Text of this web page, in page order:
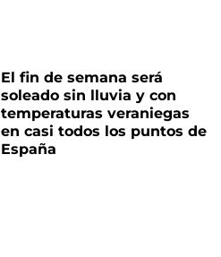
El fin de semana será
soleado sin lluvia y con
temperaturas veraniegas
en casi todos los puntos de
España